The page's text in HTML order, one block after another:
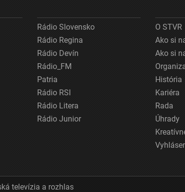
Rádio Slovensko
Rádio Regina
Rádio Devín
Rádio_FM
Patria
Rádio RSI
Rádio Litera
Rádio Junior
O STVR
Ako si
Ako si
História
Kariéra
Rada
Úhrady
televízia a rozhlas